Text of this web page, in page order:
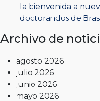
la bienvenida a
doctorandos de Brasil
Archivo de
agosto 2026
julio 2026
junio 2026
mayo 2026